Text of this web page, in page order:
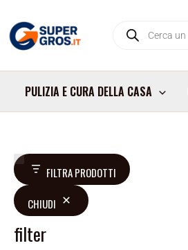
contenuto
search
PULIZIA E CURA DELLA CASA
FILTRA PRODOTTI
CHIUDI
filter
D
s
p
o